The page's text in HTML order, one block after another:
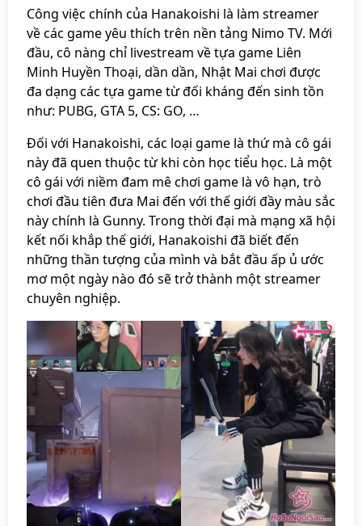
Công việc chính của Hanakoishi là làm streamer
về các game yêu thích trên nền tảng Nimo TV. Mới
đầu, cô nàng chỉ livestream về tựa game Liên
Minh Huyền Thoại, dần dần, Nhật Mai chơi được
đa dạng các tựa game từ đối kháng đến sinh tồn
như: PUBG, GTA 5, CS: GO, …
Đối với Hanakoishi, các loại game là thứ mà cô gái
này đã quen thuộc từ khi còn học tiểu học. Là một
cô gái với niềm đam mê chơi game là vô hạn, trò
chơi đầu tiên đưa Mai đến với thế giới đầy màu sắc
này chính là Gunny. Trong thời đại mà mạng xã hội
kết nối khắp thế giới, Hanakoishi đã biết đến
những thần tượng của mình và bắt đầu ấp ủ ước
mơ một ngày nào đó sẽ trở thành một streamer
chuyên nghiệp.